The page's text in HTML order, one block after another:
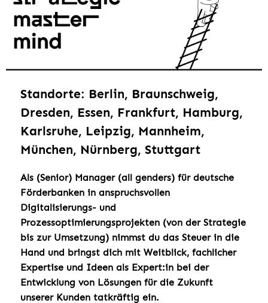
Standorte: Berlin, Braunschweig,
Dresden, Essen, Frankfurt, Hamburg,
Karlsruhe, Leipzig, Mannheim,
München, Nürnberg, Stuttgart
Als (Senior) Manager (all genders) für deutsche
Förderbanken in anspruchsvollen
Digitalisierungs- und
Prozessoptimierungsprojekten (von der Strategie
bis zur Umsetzung) nimmst du das Steuer in die
Hand und bringst dich mit Weitblick, fachlicher
Expertise und Ideen als Expert:in bei der
Entwicklung von Lösungen für die Zukunft
unserer Kunden tatkräftig ein.